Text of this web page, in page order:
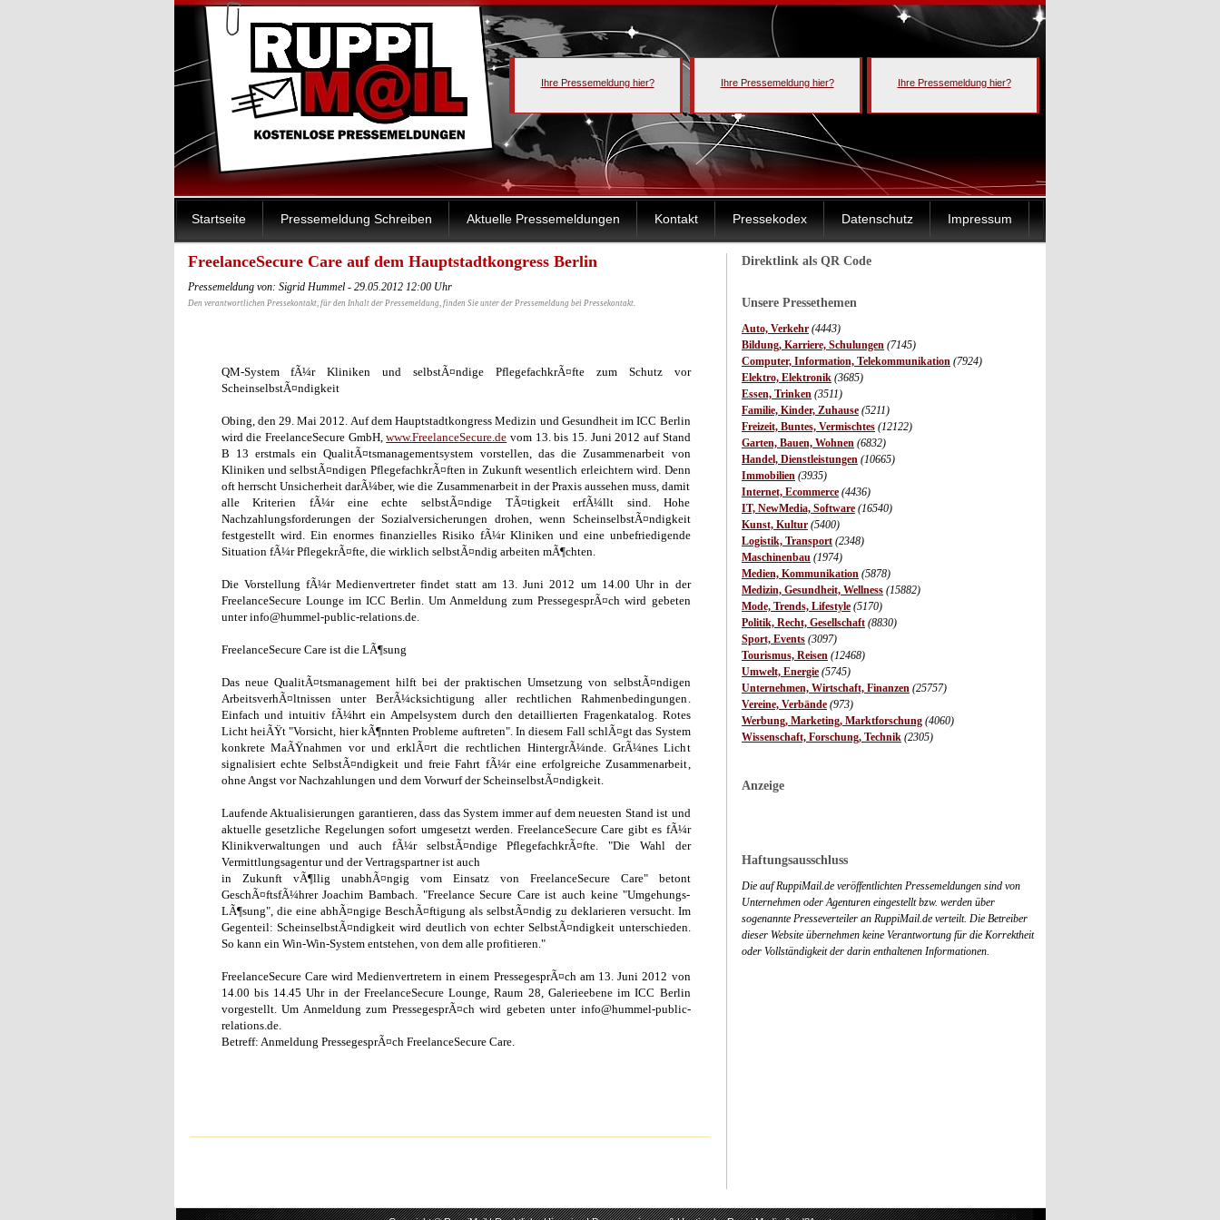
Ihre Pressemeldung hier? Ihre Pressemeldung hier? Ihre Pressemeldung hier?
Startseite Pressemeldung Schreiben Aktuelle Pressemeldungen Kontakt Pressekodex Datenschutz Impressum
Direktlink als QR Code
Unsere Pressethemen
Auto, Verkehr (4443)
Bildung, Karriere, Schulungen (7145)
Computer, Information, Telekommunikation (7924)
Elektro, Elektronik (3685)
Essen, Trinken (3511)
Familie, Kinder, Zuhause (5211)
Freizeit, Buntes, Vermischtes (12122)
Garten, Bauen, Wohnen (6832)
Handel, Dienstleistungen (10665)
Immobilien (3935)
Internet, Ecommerce (4436)
IT, NewMedia, Software (16540)
Kunst, Kultur (5400)
Logistik, Transport (2348)
Maschinenbau (1974)
Medien, Kommunikation (5878)
Medizin, Gesundheit, Wellness (15882)
Mode, Trends, Lifestyle (5170)
Politik, Recht, Gesellschaft (8830)
Sport, Events (3097)
Tourismus, Reisen (12468)
Umwelt, Energie (5745)
Unternehmen, Wirtschaft, Finanzen (25757)
Vereine, Verbände (973)
Werbung, Marketing, Marktforschung (4060)
Wissenschaft, Forschung, Technik (2305)
Anzeige
Haftungsausschluss
Die auf RuppiMail.de veröffentlichten Pressemeldungen sind von
Unternehmen oder Agenturen eingestellt bzw. werden über
sogenannte Presseverteiler an RuppiMail.de verteilt. Die Betreiber
dieser Website übernehmen keine Verantwortung für die Korrektheit
oder Vollständigkeit der darin enthaltenen Informationen.
FreelanceSecure Care auf dem Hauptstadtkongress Berlin
Pressemeldung von: Sigrid Hummel - 29.05.2012 12:00 Uhr
Den verantwortlichen Pressekontakt, für den Inhalt der Pressemeldung, finden Sie unter der Pressemeldung bei Pressekontakt.
QM-System fÃ¼r Kliniken und selbstÃ¤ndige PflegefachkrÃ¤fte zum Schutz vor
ScheinselbstÃ¤ndigkeit
Obing, den 29. Mai 2012. Auf dem Hauptstadtkongress Medizin und Gesundheit im ICC Berlin
wird die FreelanceSecure GmbH,www.FreelanceSecure.de vom 13. bis 15. Juni 2012 auf Stand
B 13 erstmals ein QualitÃ¤tsmanagementsystem vorstellen, das die Zusammenarbeit von
Kliniken und selbstÃ¤ndigen PflegefachkrÃ¤ften in Zukunft wesentlich erleichtern wird. Denn
oft herrscht Unsicherheit darÃ¼ber, wie die Zusammenarbeit in der Praxis aussehen muss, damit
alle Kriterien fÃ¼r eine echte selbstÃ¤ndige TÃ¤tigkeit erfÃ¼llt sind. Hohe
Nachzahlungsforderungen der Sozialversicherungen drohen, wenn ScheinselbstÃ¤ndigkeit
festgestellt wird. Ein enormes finanzielles Risiko fÃ¼r Kliniken und eine unbefriedigende
Situation fÃ¼r PflegekrÃ¤fte, die wirklich selbstÃ¤ndig arbeiten mÃ¶chten.
Die Vorstellung fÃ¼r Medienvertreter findet statt am 13. Juni 2012 um 14.00 Uhr in der
FreelanceSecure Lounge im ICC Berlin. Um Anmeldung zum PressegesprÃ¤ch wird gebeten
unter info@hummel-public-relations.de.
FreelanceSecure Care ist die LÃ¶sung
Das neue QualitÃ¤tsmanagement hilft bei der praktischen Umsetzung von selbstÃ¤ndigen
ArbeitsverhÃ¤ltnissen unter BerÃ¼cksichtigung aller rechtlichen Rahmenbedingungen.
Einfach und intuitiv fÃ¼hrt ein Ampelsystem durch den detaillierten Fragenkatalog. Rotes
Licht heiÃŸt "Vorsicht, hier kÃ¶nnten Probleme auftreten". In diesem Fall schlÃ¤gt das System
konkrete MaÃŸnahmen vor und erklÃ¤rt die rechtlichen HintergrÃ¼nde. GrÃ¼nes Licht
signalisiert echte SelbstÃ¤ndigkeit und freie Fahrt fÃ¼r eine erfolgreiche Zusammenarbeit,
ohne Angst vor Nachzahlungen und dem Vorwurf der ScheinselbstÃ¤ndigkeit.
Laufende Aktualisierungen garantieren, dass das System immer auf dem neuesten Stand ist und
aktuelle gesetzliche Regelungen sofort umgesetzt werden. FreelanceSecure Care gibt es fÃ¼r
Klinikverwaltungen und auch fÃ¼r selbstÃ¤ndige PflegefachkrÃ¤fte. "Die Wahl der
Vermittlungsagentur und der Vertragspartner ist auch
in Zukunft vÃ¶llig unabhÃ¤ngig vom Einsatz von FreelanceSecure Care" betont
GeschÃ¤ftsfÃ¼hrer Joachim Bambach. "Freelance Secure Care ist auch keine "Umgehungs-
LÃ¶sung", die eine abhÃ¤ngige BeschÃ¤ftigung als selbstÃ¤ndig zu deklarieren versucht. Im
Gegenteil: ScheinselbstÃ¤ndigkeit wird deutlich von echter SelbstÃ¤ndigkeit unterschieden.
So kann ein Win-Win-System entstehen, von dem alle profitieren."
FreelanceSecure Care wird Medienvertretern in einem PressegesprÃ¤ch am 13. Juni 2012 von
14.00 bis 14.45 Uhr in der FreelanceSecure Lounge, Raum 28, Galerieebene im ICC Berlin
vorgestellt. Um Anmeldung zum PressegesprÃ¤ch wird gebeten unter info@hummel-public-
relations.de.
Betreff: Anmeldung PressegesprÃ¤ch FreelanceSecure Care.